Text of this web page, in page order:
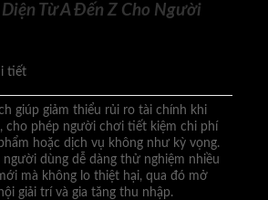
Diện Từ A Đến Z Cho Người
tiết
giúp giảm thiểu rủi ro tài chính khi
cho phép người chơi tiết kiệm chi phí
hoặc dịch vụ không như kỳ vọng.
người dùng dễ dàng thử nghiệm nhiều
mà không lo thiệt hại, qua đó mở
giải trí và gia tăng thu nhập.